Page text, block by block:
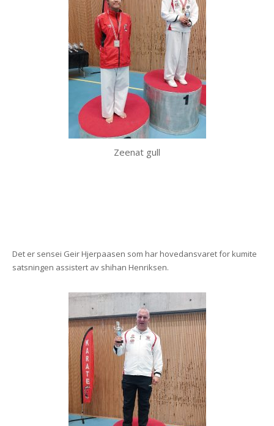
Zeenat gull
Det er sensei Geir Hjerpaasen som har hovedansvaret for kumite
satsningen assistert av shihan Henriksen.